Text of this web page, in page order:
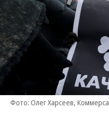
Фото: Олег Харсеев,